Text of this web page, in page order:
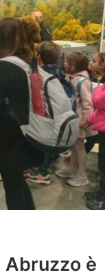
Abruzzo è